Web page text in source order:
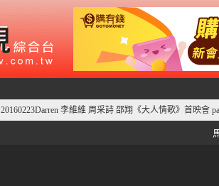
20160223Darren 李維維 周采詩 邵翔《大人情歌》首映會